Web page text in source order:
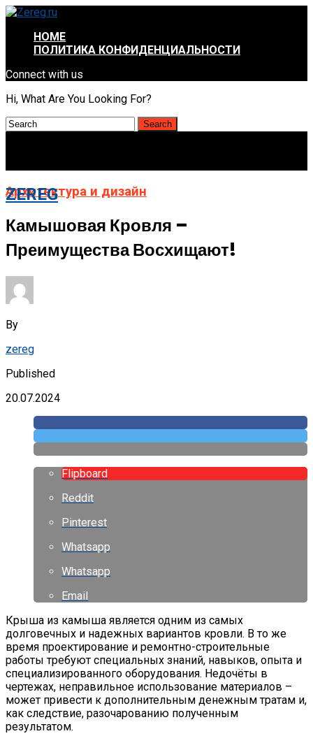
HOME
ПОЛИТИКА КОНФИДЕНЦИАЛЬНОСТИ
Connect with us
Hi, What Are You Looking For?
ZEREG
Архитектура и дизайн
Камышовая Кровля –
Преимущества Восхищают!
By
zereg
Published
20.07.2024
Flipboard
Reddit
Pinterest
Whatsapp
Whatsapp
Email
Крыша из камыша является одним из самых
долговечных и надежных вариантов кровли. В то же
время проектирование и ремонтно-строительные
работы требуют специальных знаний, навыков, опыта и
специализированного оборудования. Недочёты в
чертежах, неправильное использование материалов –
может привести к дополнительным денежным тратам и,
как следствие, разочарованию полученным
результатом.